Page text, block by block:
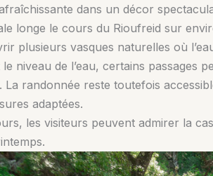
dans un décor
longe le cours du Rioufreid sur
plusieurs vasques naturelles où
niveau de l’eau, certains passages
La randonnée reste toutefois
adaptées.
les visiteurs peuvent admirer la